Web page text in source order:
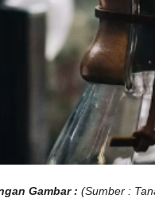
Gambar : (Sumber :